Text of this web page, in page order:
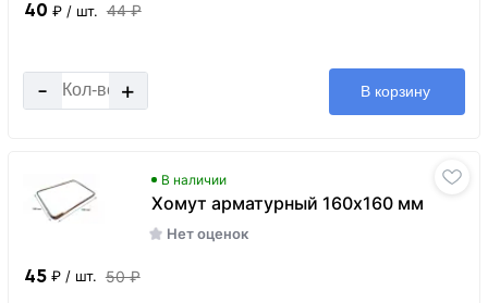
40 ₽ / шт. 44 ₽
- + В корзину
В наличии
Хомут арматурный 160x160 мм
Нет оценок
45 ₽ / шт. 50 ₽